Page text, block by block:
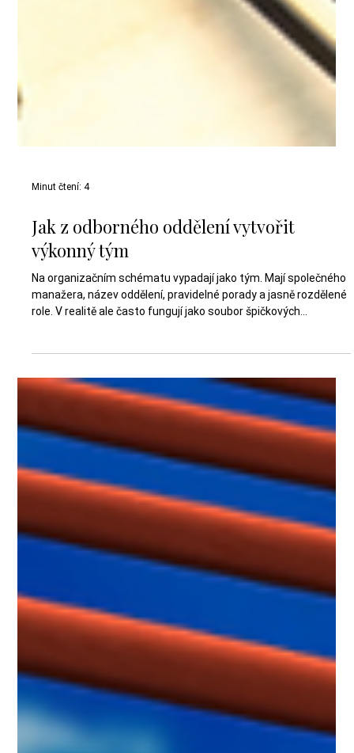
Minut čtení: 4
výkonný tým
Na organizačním schématu vypadají jako tým. Mají společného
manažera, název oddělení, pravidelné porady a jasně rozdělené
role. V realitě ale často fungují jako soubor špičkových
jednotlivců. Každý řeší své projekty a odvádí kvalitní práci. Jenže
chybí sdílení, společný směr a pocit, že „v tom nejsme sami“.
Pro HR a L&D je to známý signál. Porady nemají energii, lidé
málo sdílejí, vedoucí nemá důvěru, spolupráce v oddělení drhne
nebo každý jede po své linii. Tehdy je nutné po